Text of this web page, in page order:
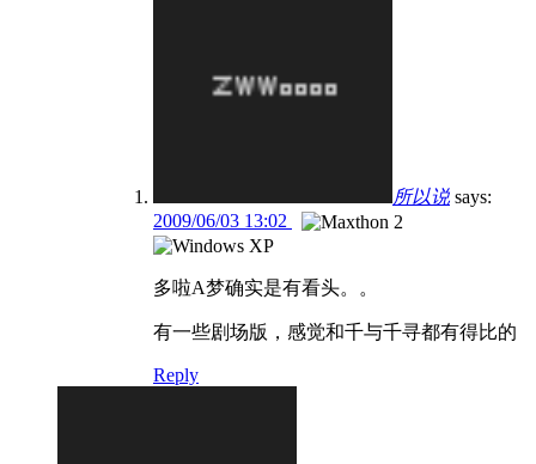
所以说 says:
2009/06/03 13:02
多啦A梦确实是有看头。。
有一些剧场版，感觉和千与千寻都有得比的
Reply